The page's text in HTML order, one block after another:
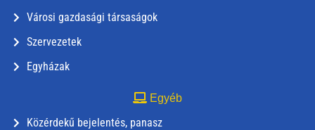
Városi gazdasági társaságok
Szervezetek
Egyházak
Egyéb
Közérdekű bejelentés, panasz